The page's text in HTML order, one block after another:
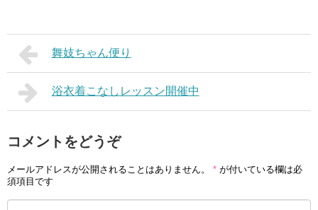
舞妓ちゃん便り
浴衣着こなしレッスン開催中
コメントをどうぞ
メールアドレスが公開されることはありません。 * が付いている欄は必
須項目です